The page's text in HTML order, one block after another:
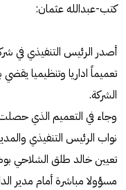
كتب-عبدالله عثمان:
أصدر الرئيس التنفيذي في
تعميماً اداريا وتنظيميا
الشركة.
وجاء في التعميم الذي
نواب الرئيس التنفيذي
تعيين خالد طلق الشلاحي
مسؤولا مباشرة أمام مدير